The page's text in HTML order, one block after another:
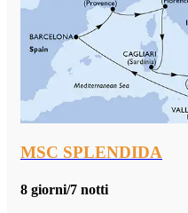
MSC SPLENDIDA
8 giorni/7 notti